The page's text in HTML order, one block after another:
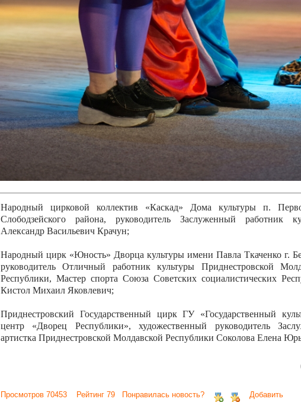
Народный цирковой коллектив «Энтузиасты» Дома культуры с.
Григориопольского района, руководитель Отличный работник
Приднестровской Молдавской Республики Пётр Петрович Дижмару;
Народный цирковой коллектив «Сперанца» Дома культуры посёлка
Слободзейского района, руководитель Отличный работник
Приднестровской Молдавской Республики Анжела
Казавчинская;
Образцовый эстрадно-цирковой коллектив «Алегро» Дома детско
творчества с. Чобручи, Слободзейского района, руководитель
Владимирович;
Образцовый цирковой коллектив «Радуга» Городской дворец
Тирасполь, руководитель Отличный работник культуры
Молдавской Республики Николай Юрьевич Елистратов;
Народный цирковой коллектив «Каскад» Дома культуры п.
Слободзейского района, руководитель Заслуженный работник
Александр Васильевич Крачун;
Народный цирк «Юность» Дворца культуры имени Павла Ткаченко г.
руководитель Отличный работник культуры Приднестровской
Республики, Мастер спорта Союза Советских социалистических
Кистол Михаил Яковлевич;
Приднестровский Государственный цирк ГУ «Государственный
центр «Дворец Республики», художественный руководитель
артистка Приднестровской Молдавской Республики Соколова Елена
Просмотров 70453 Рейтинг 79 Понравилась новость?
Добавить